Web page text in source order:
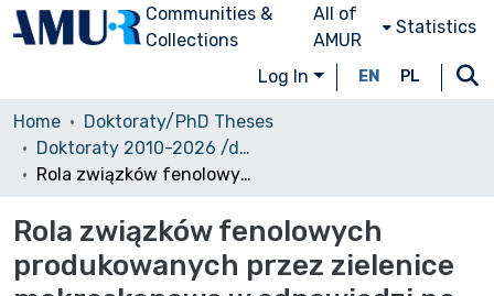
Communities &
Collections
All of
AMUR
Statistics
Log In EN PL
Home
Doktoraty/PhD Theses
Doktoraty 2010-2026 /dostęp ograniczony, możliwy z komputerów w Bibliotece Uniwersyteckiej/
Rola związków fenolowych produkowanych przez zielenice makroskopowe w odpowiedzi na stres środowiskowy
Rola związków fenolowych
produkowanych przez zielenice